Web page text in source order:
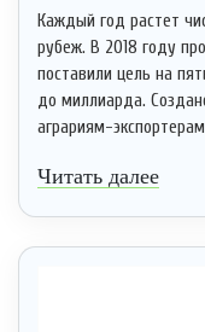
Каждый год растет
рубеж. В 2018 году
поставили цель на
до миллиарда.
аграриям-
Читать далее